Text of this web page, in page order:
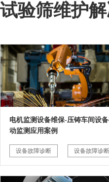
试验筛维护
电机监测设备维保-压铸车间设
动监测应用案例
设备故障诊断 设备故障诊断